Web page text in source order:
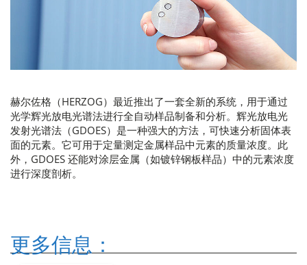
赫尔佐格（HERZOG）最近推出了一套全新的系统，用于通过
光学辉光放电光谱法进行全自动样品制备和分析。辉光放电光
发射光谱法（GDOES）是一种强大的方法，可快速分析固体表
面的元素。它可用于定量测定金属样品中元素的质量浓度。此
外，GDOES 还能对涂层金属（如镀锌钢板样品）中的元素浓度
进行深度剖析。
更多信息：